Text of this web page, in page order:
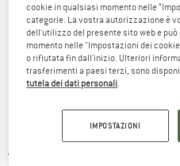
Viste dettagliate
cookie in qualsiasi momento nelle
categorie. La vostra autorizzazione è
dell'utilizzo del presente sito web e
momento nelle "Impostazioni dei
o rifiutata fin dall'inizio. Ulteriori
trasferimenti a paesi terzi, sono
tutela dei dati personali.
IMPOSTAZIONI